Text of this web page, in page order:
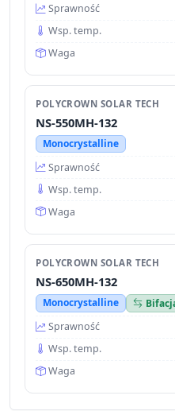
Sprawność
Wsp. temp.
Waga
POLYCROWN SOLAR TECH
NS-550MH-132
Monocrystalline
Sprawność
Wsp. temp.
Waga
POLYCROWN SOLAR TECH
NS-650MH-132
Monocrystalline
Sprawność
Wsp. temp.
Waga